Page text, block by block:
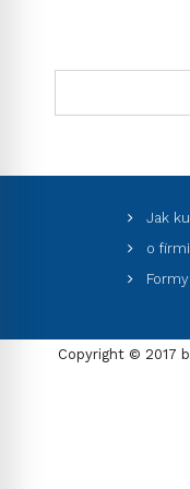
Jak
o
Copyright © 2017